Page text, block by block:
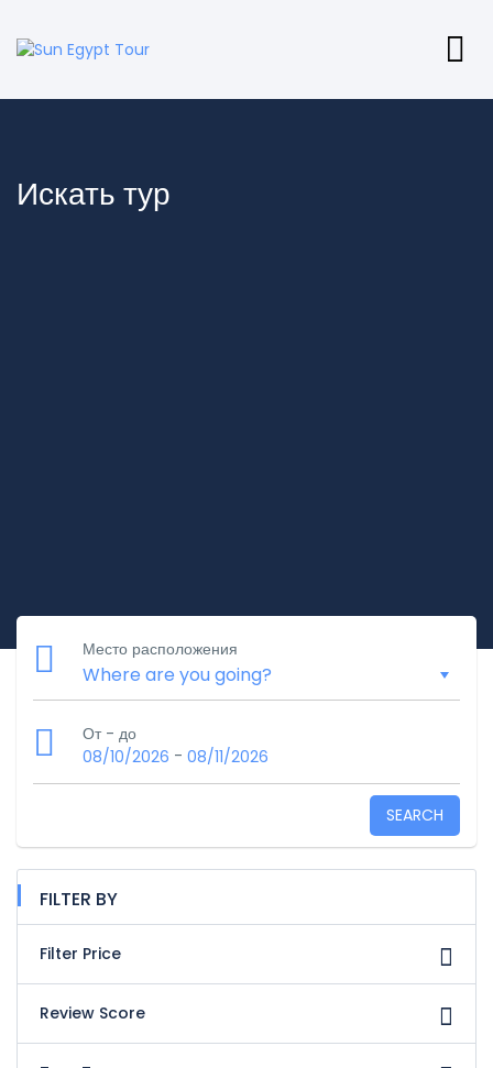
Искать тур
Место расположения
От - до
08/10/2026 - 08/11/2026
SEARCH
FILTER BY
Filter Price
Review Score